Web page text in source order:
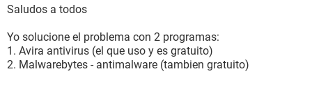
Saludos a todos
Yo solucione el problema con 2 programas:
1. Avira antivirus (el que uso y es gratuito)
2. Malwarebytes - antimalware (tambien gratuito)